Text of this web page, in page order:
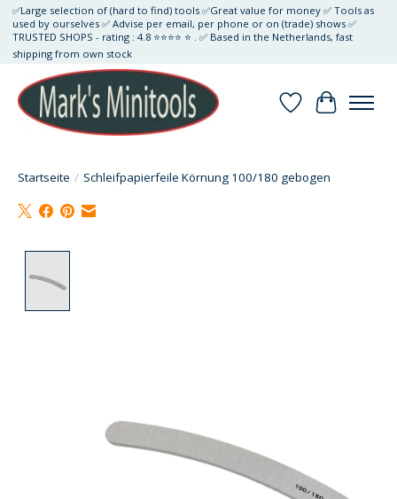
✅Large selection of (hard to find) tools ✅Great value for money ✅ Tools as
used by ourselves ✅ Advise per email, per phone or on (trade) shows ✅
TRUSTED SHOPS - rating : 4.8 ⭐⭐⭐⭐ ⭐ . ✅ Based in the Netherlands, fast
shipping from own stock
Wunschzettel
Ihr
Startseite / Schleifpapierfeile Körnung 100/180 gebogen